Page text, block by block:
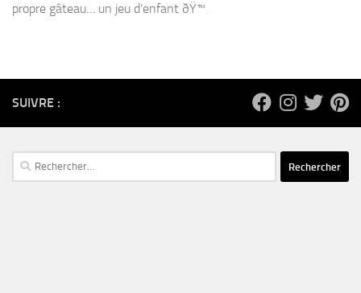
propre gâteau… un jeu d’enfant ðŸ™‚
SUIVRE :
Rechercher :